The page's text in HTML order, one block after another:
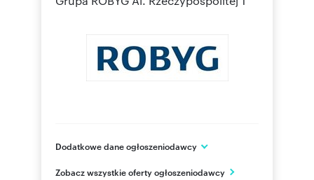
Dodatkowe dane ogłoszeniodawcy
Al. Rzeczypospolitej 1
Zobacz wszystkie oferty ogłoszeniodawcy